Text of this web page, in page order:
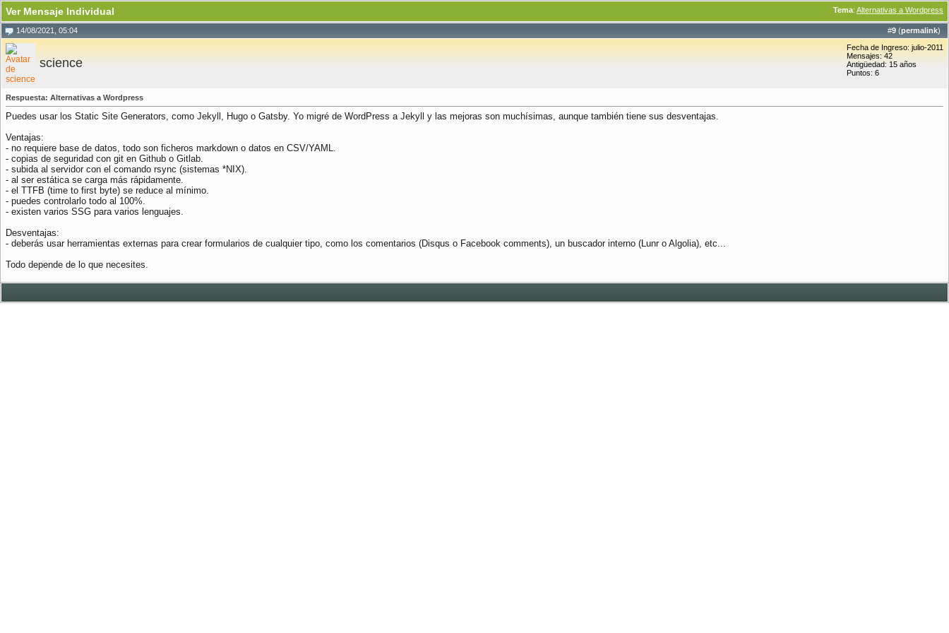
Tema: Alternativas a Wordpress
Ver Mensaje Individual
#9 (permalink)
14/08/2021, 05:04
science
Fecha de Ingreso: julio-2011
Mensajes: 42
Antigüedad: 15 años
Puntos: 6
Respuesta: Alternativas a Wordpress
Puedes usar los Static Site Generators, como Jekyll, Hugo o Gatsby. Yo migré de WordPress a Jekyll y las mejoras son muchísimas, aunque también tiene sus desventajas.
Ventajas:
- no requiere base de datos, todo son ficheros markdown o datos en CSV/YAML.
- copias de seguridad con git en Github o Gitlab.
- subida al servidor con el comando rsync (sistemas *NIX).
- al ser estática se carga más rápidamente.
- el TTFB (time to first byte) se reduce al mínimo.
- puedes controlarlo todo al 100%.
- existen varios SSG para varios lenguajes.
Desventajas:
- deberás usar herramientas externas para crear formularios de cualquier tipo, como los comentarios (Disqus o Facebook comments), un buscador interno (Lunr o Algolia), etc...
Todo depende de lo que necesites.